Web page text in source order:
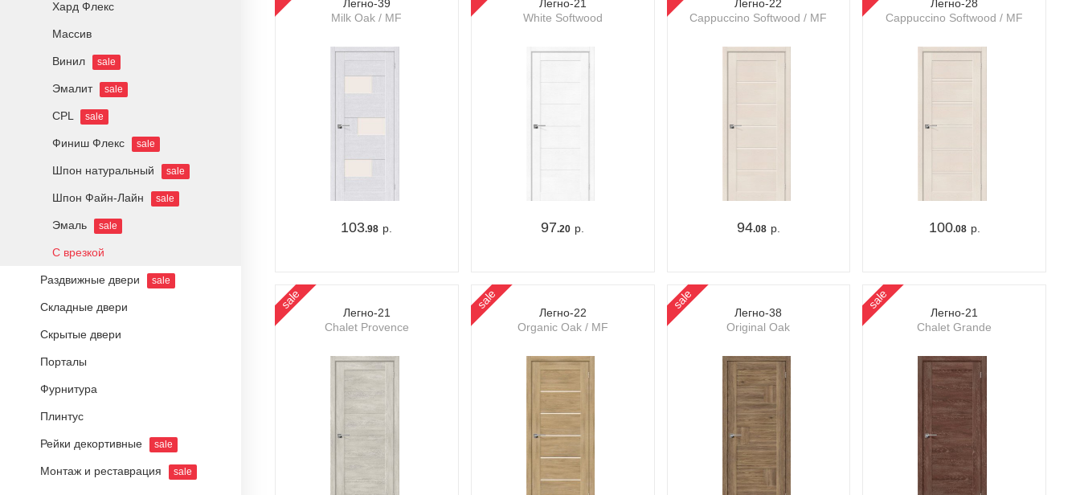
Хард Флекс
Массив
Винил sale
Эмалит sale
CPL sale
Финиш Флекс sale
Шпон натуральный sale
Шпон Файн-Лайн sale
Эмаль sale
С врезкой
Раздвижные двери sale
Складные двери
Скрытые двери
Порталы
Фурнитура
Плинтус
Рейки декортивные sale
Монтаж и реставрация sale
Легно-39
Milk Oak / MF
103.98 р.
Легно-21
White Softwood
97.20 р.
Легно-22
Cappuccino Softwood / MF
94.08 р.
Легно-28
Cappuccino Softwood / MF
100.08 р.
sale
Легно-21
Chalet Provence
sale
Легно-22
Organic Oak / MF
sale
Легно-38
Original Oak
sale
Легно-21
Chalet Grande